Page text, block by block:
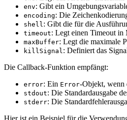
env: Gibt ein
encoding: Die
shell: Gibt die für die
timeout: Legt einen Timeout in
maxBuffer: Legt die maximale
killSignal: Definiert das
Die Callback-Funktion empfängt:
error: Ein Error-Objekt, wenn
stdout: Die Standardausgabe
stderr: Die